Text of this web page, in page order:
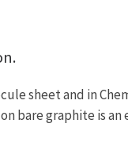
sheet and in
bare graphite is